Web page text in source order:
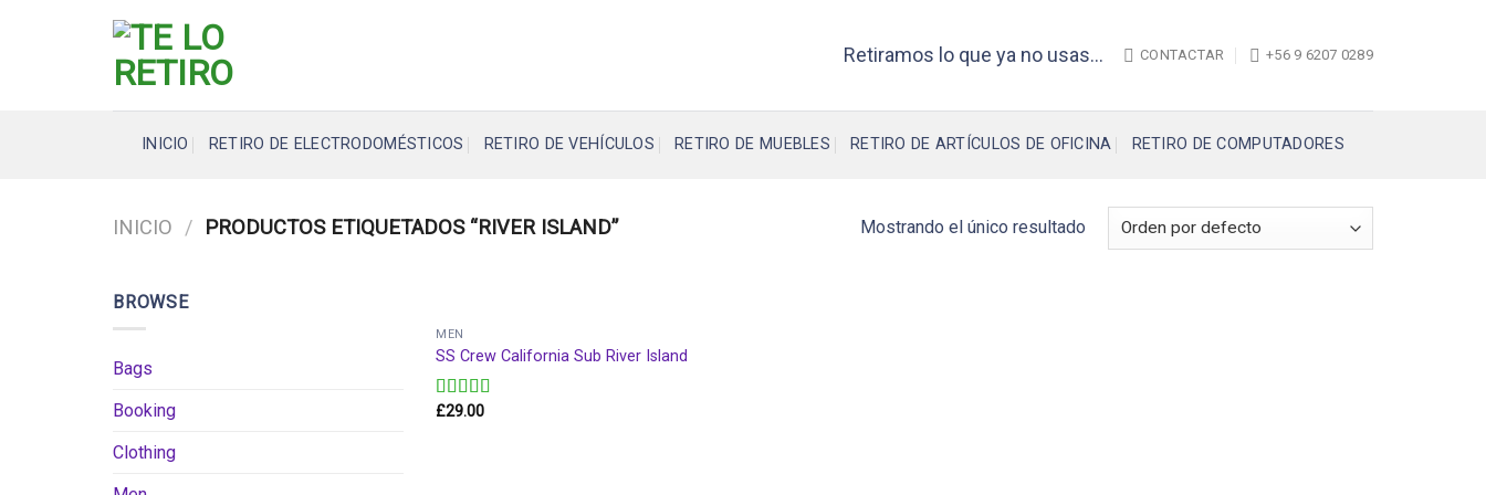
Retiramos lo que ya no usas... CONTACTAR +56 9 6207 0289
INICIO RETIRO DE ELECTRODOMÉSTICOS RETIRO DE VEHÍCULOS RETIRO DE MUEBLES RETIRO DE ARTÍCULOS DE OFICINA RETIRO DE COMPUTADORES
INICIO / PRODUCTOS ETIQUETADOS “RIVER ISLAND” Mostrando el único resultado
BROWSE
Bags
Booking
Clothing
MEN
SS Crew California Sub River Island
Valorado
£29.00